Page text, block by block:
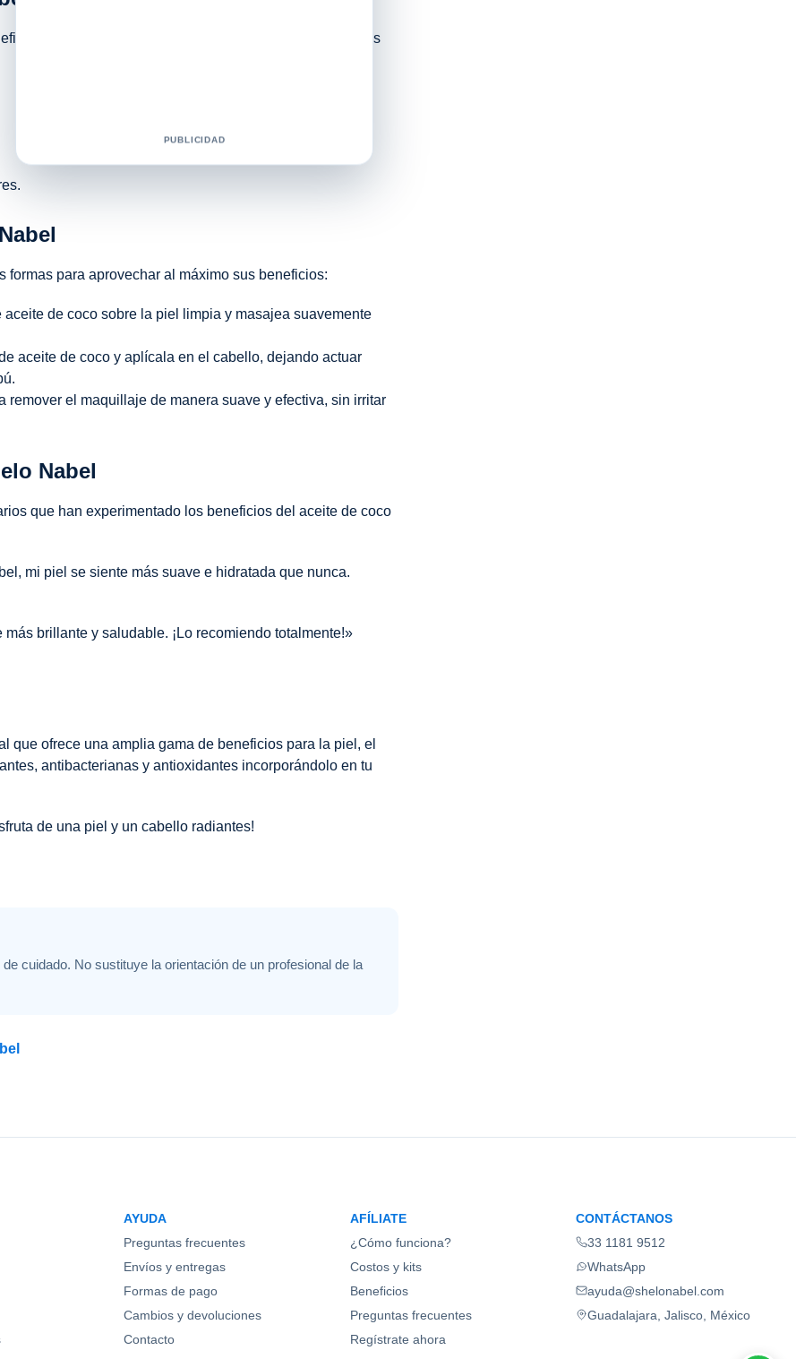
para la piel, el cabello y la salud en general. Algunos
para aprovechar al máximo sus beneficios:
de coco sobre la piel limpia y masajea suavemente
aceite de coco y aplícala en el cabello, dejando actuar
el maquillaje de manera suave y efectiva, sin irritar
Nabel
que han experimentado los beneficios del aceite de coco
mi piel se siente más suave e hidratada que nunca.
brillante y saludable. ¡Lo recomiendo totalmente!»
que ofrece una amplia gama de beneficios para la piel, el
antibacterianas y antioxidantes incorporándolo en tu
de una piel y un cabello radiantes!
cuidado. No sustituye la orientación de un profesional de la
AYUDA
Preguntas frecuentes
Envíos y entregas
Formas de pago
Cambios y devoluciones
Contacto
AFÍLIATE
¿Cómo funciona?
Costos y kits
Beneficios
Preguntas frecuentes
Regístrate ahora
CONTÁCTANOS
33 1181 9512
WhatsApp
ayuda@shelonabel.com
Guadalajara, Jalisco, México
PUBLICIDAD